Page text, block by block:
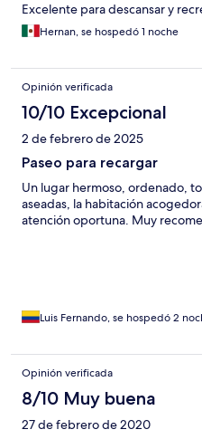
Excelente para descansar y
Hernan, se hospedó 1 noche
Opinión verificada
10/10 Excepcional
2 de febrero de 2025
Paseo para recargar
Un lugar hermoso, ordenado,
aseadas, la habitación
atención oportuna. Muy
Luis Fernando, se hospedó 2
Opinión verificada
8/10 Muy buena
27 de febrero de 2020